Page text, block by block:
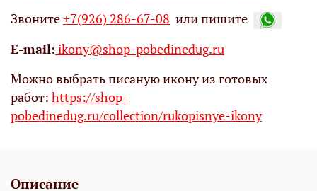
Звоните+7(926) 286-67-08 или пишите
Е-mail: ikony@shop-pobedinedug.ru
Можно выбрать писаную икону из готовых
работ: https://shop-
pobedinedug.ru/collection/rukopisnye-ikony
Описание